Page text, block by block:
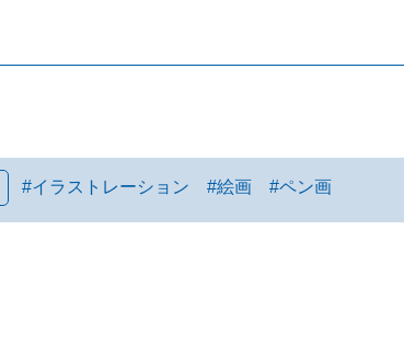
#イラストレーション #絵画 #ペン画